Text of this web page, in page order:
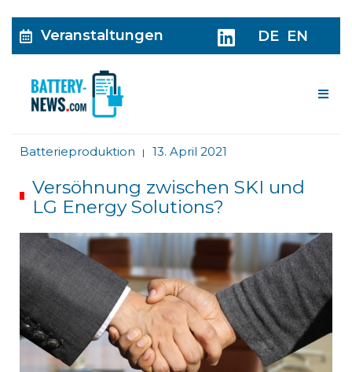
Veranstaltungen DE EN
Batterieproduktion | 13. April 2021
Versöhnung zwischen SKI und
LG Energy Solutions?